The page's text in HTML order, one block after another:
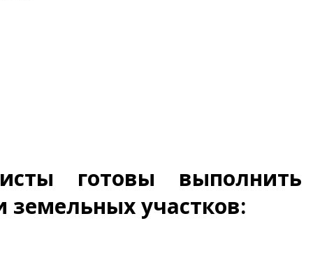
готовы выполнить
участков: